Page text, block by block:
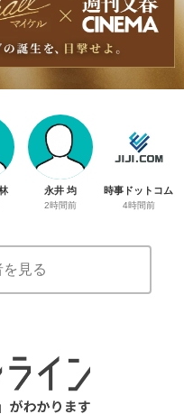
永井 均
2時間前
時事ドットコム
4時間前
見る